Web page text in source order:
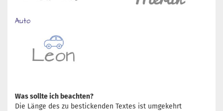
Was sollte ich beachten?
Die Länge des zu bestickenden Textes ist umgekehrt